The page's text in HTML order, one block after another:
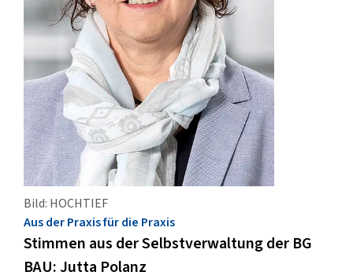
Bild: HOCHTIEF
Aus der Praxis für die Praxis
Stimmen aus der Selbstverwaltung der BG
BAU: Jutta Polanz